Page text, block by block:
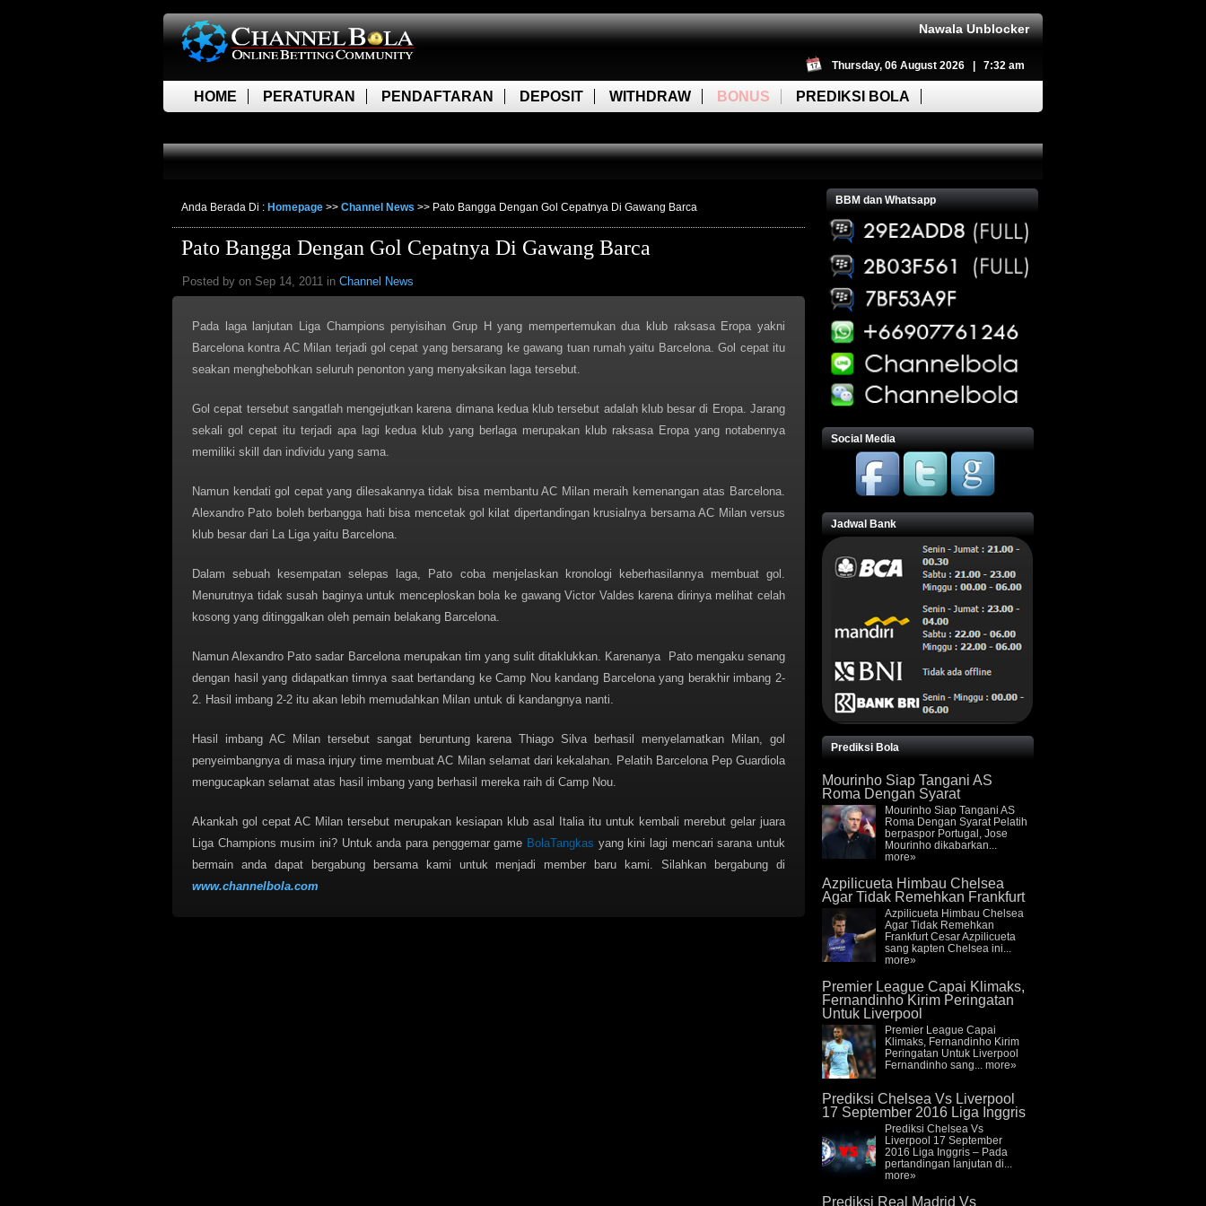
Nawala Unblocker
Thursday, 06 August 2026 | 7:32 am
HOME PERATURAN PENDAFTARAN DEPOSIT WITHDRAW BONUS PREDIKSI BOLA
Anda Berada Di : Homepage >> Channel News >> Pato Bangga Dengan Gol Cepatnya Di Gawang Barca
Pato Bangga Dengan Gol Cepatnya Di Gawang Barca
Posted by on Sep 14, 2011 in Channel News
Pada laga lanjutan Liga Champions penyisihan Grup H yang mempertemukan dua klub raksasa Eropa yakni
Barcelona kontra AC Milan terjadi gol cepat yang bersarang ke gawang tuan rumah yaitu Barcelona. Gol cepat itu
seakan menghebohkan seluruh penonton yang menyaksikan laga tersebut.
Gol cepat tersebut sangatlah mengejutkan karena dimana kedua klub tersebut adalah klub besar di Eropa. Jarang
sekali gol cepat itu terjadi apa lagi kedua klub yang berlaga merupakan klub raksasa Eropa yang notabennya
memiliki skill dan individu yang sama.
Namun kendati gol cepat yang dilesakannya tidak bisa membantu AC Milan meraih kemenangan atas Barcelona.
Alexandro Pato boleh berbangga hati bisa mencetak gol kilat dipertandingan krusialnya bersama AC Milan versus
klub besar dari La Liga yaitu Barcelona.
Dalam sebuah kesempatan selepas laga, Pato coba menjelaskan kronologi keberhasilannya membuat gol.
Menurutnya tidak susah baginya untuk menceploskan bola ke gawang Victor Valdes karena dirinya melihat celah
kosong yang ditinggalkan oleh pemain belakang Barcelona.
Namun Alexandro Pato sadar Barcelona merupakan tim yang sulit ditaklukkan. Karenanya Pato mengaku senang
dengan hasil yang didapatkan timnya saat bertandang ke Camp Nou kandang Barcelona yang berakhir imbang 2-
2. Hasil imbang 2-2 itu akan lebih memudahkan Milan untuk di kandangnya nanti.
Hasil imbang AC Milan tersebut sangat beruntung karena Thiago Silva berhasil menyelamatkan Milan, gol
penyeimbangnya di masa injury time membuat AC Milan selamat dari kekalahan. Pelatih Barcelona Pep Guardiola
mengucapkan selamat atas hasil imbang yang berhasil mereka raih di Camp Nou.
Akankah gol cepat AC Milan tersebut merupakan kesiapan klub asal Italia itu untuk kembali merebut gelar juara
Liga Champions musim ini? Untuk anda para penggemar game BolaTangkas yang kini lagi mencari sarana untuk
bermain anda dapat bergabung bersama kami untuk menjadi member baru kami. Silahkan bergabung di
www.channelbola.com
BBM dan Whatsapp
Social Media
Jadwal Bank
Prediksi Bola
Mourinho Siap Tangani AS
Roma Dengan Syarat
Mourinho Siap Tangani AS
Roma Dengan Syarat Pelatih
berpaspor Portugal, Jose
Mourinho dikabarkan...
more»
Azpilicueta Himbau Chelsea
Agar Tidak Remehkan Frankfurt
Azpilicueta Himbau Chelsea
Agar Tidak Remehkan
Frankfurt Cesar Azpilicueta
sang kapten Chelsea ini...
more»
Premier League Capai Klimaks,
Fernandinho Kirim Peringatan
Untuk Liverpool
Premier League Capai
Klimaks, Fernandinho Kirim
Peringatan Untuk Liverpool
Fernandinho sang... more»
Prediksi Chelsea Vs Liverpool
17 September 2016 Liga Inggris
Prediksi Chelsea Vs
Liverpool 17 September
2016 Liga Inggris – Pada
pertandingan lanjutan di...
more»
Prediksi Real Madrid Vs